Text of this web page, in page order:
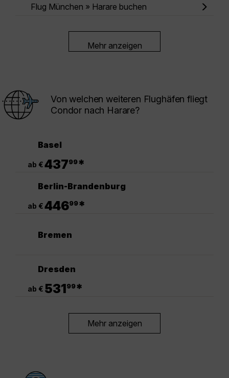
Flug München » Harare buchen
Mehr anzeigen
Von welchen weiteren Flughäfen fliegt
Condor nach Harare?
Basel
ab €43799*
Berlin-Brandenburg
ab €44699*
Bremen
Dresden
ab € 53199*
Mehr anzeigen